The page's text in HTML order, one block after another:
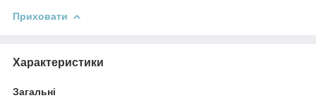
Приховати
Характеристики
Загальні